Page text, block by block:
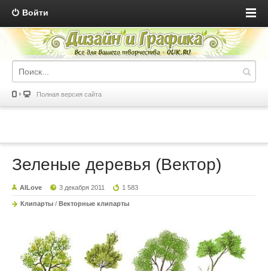
Войти
Полная версия сайта
Зеленые деревья (Вектор)
AILove 3 декабря 2011 1 583
Клипарты / Векторные клипарты